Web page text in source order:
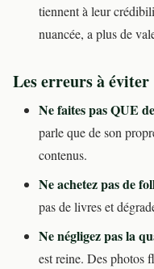
tiennent à leur
nuancée, a plus de
Les erreurs à éviter
Ne faites pas QUE
parle que de son
contenus.
Ne achetez pas de
pas de livres et
Ne négligez pas la
est reine. Des photos